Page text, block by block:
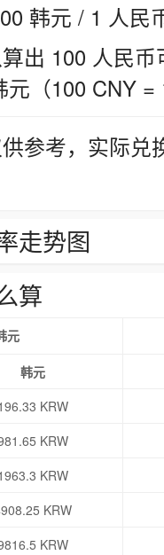
韩元 / 1 人民
出 100 人民
（100 CNY =
参考，实际
走势图
算
元
韩元
KRW
KRW
KRW
KRW
KRW